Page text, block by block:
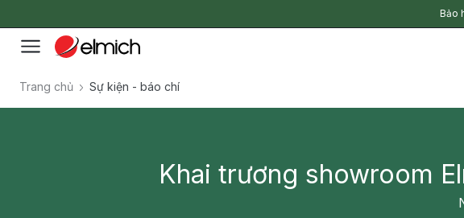
Bảo
Trang chủ Sự kiện - báo chí
Khai trương showroom